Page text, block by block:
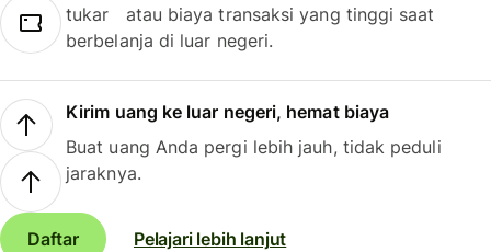
tukar atau biaya transaksi yang tinggi saat
berbelanja di luar negeri.
Kirim uang ke luar negeri, hemat biaya
Buat uang Anda pergi lebih jauh, tidak peduli
jaraknya.
Daftar Pelajari lebih lanjut